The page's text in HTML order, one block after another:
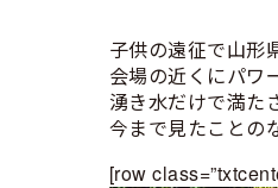
子供の遠征で山形
会場の近くにパワ
湧き水だけで満た
今まで見たことの
[row